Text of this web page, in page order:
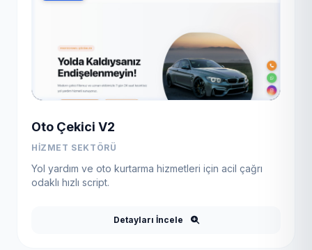
Oto Çekici V2
HIZMET SEKTÖRÜ
Yol yardım ve oto kurtarma hizmetleri için acil çağrı
odaklı hızlı script.
Detayları İncele